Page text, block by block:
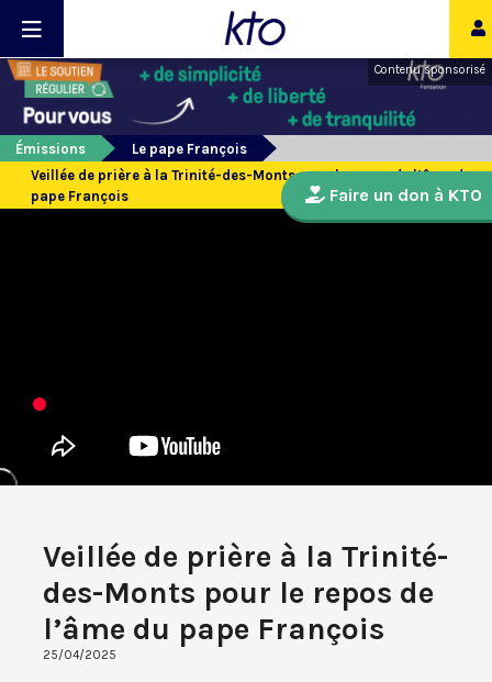
Contenu sponsorisé
Émissions
Le pape François
Veillée de prière à la Trinité-des-Monts pour le repos de l’âme du
pape François
Veillée de prière à la Trinité-
des-Monts pour le repos de
l’âme du pape François
25/04/2025
Faire un don à KTO